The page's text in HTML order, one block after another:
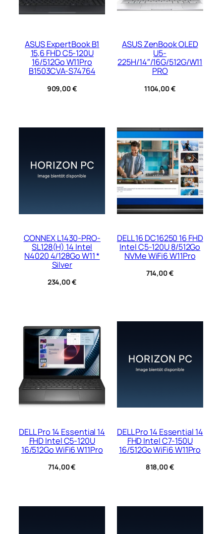
ASUS ExpertBook B1
15,6 FHD C5-120U
16/512Go W11Pro
B1503CVA-S74764
909,00€
ASUS ZenBook OLED
U5-
225H/14″/16G/512G/W11
PRO
1104,00€
CONNEX L1430-PRO-
SL128(H) 14 Intel
N4020 4/128Go W11 *
Silver
234,00€
DELL 16 DC16250 16 FHD
Intel C5-120U 8/512Go
NVMe WiFi6 W11Pro
714,00€
DELL Pro 14 Essential 14
FHD Intel C5-120U
16/512Go WiFi6 W11Pro
714,00€
DELL Pro 14 Essential 14
FHD Intel C7-150U
16/512Go WiFi6 W11Pro
818,00€